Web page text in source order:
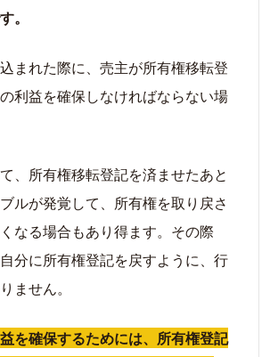
。
まれた際に、売主が所有権移転登
利益を確保しなければならない場
、所有権移転登記を済ませたあと
ルが発覚して、所有権を取り戻さ
なる場合もあり得ます。その際
分に所有権登記を戻すように、行
ません。
を確保するためには、所有権登記